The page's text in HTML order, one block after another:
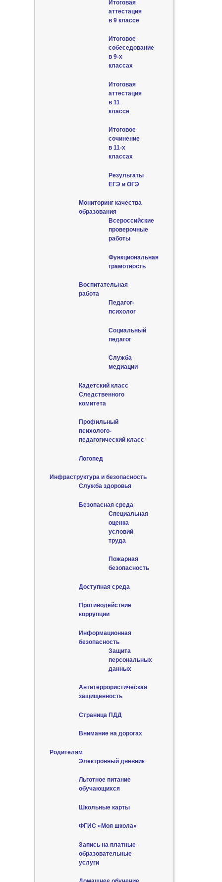
Итоговая
аттестация
в 9 классе
Итоговое
собеседование
в 9-х
классах
Итоговая
аттестация
в 11
классе
Итоговое
сочинение
в 11-х
классах
Результаты
ЕГЭ и ОГЭ
Мониторинг качества
образования
Всероссийские
проверочные
работы
Функциональная
грамотность
Воспитательная
работа
Педагог-
психолог
Социальный
педагог
Служба
медиации
Кадетский класс
Следственного
комитета
Профильный
психолого-
педагогический класс
Логопед
Инфраструктура и безопасность
Служба здоровья
Безопасная среда
Специальная
оценка
условий
труда
Пожарная
безопасность
Доступная среда
Противодействие
коррупции
Информационная
безопасность
Защита
персональных
данных
Антитеррористическая
защищенность
Страница ПДД
Внимание на дорогах
Родителям
Электронный дневник
Льготное питание
обучающихся
Школьные карты
ФГИС «Моя школа»
Запись на платные
образовательные
услуги